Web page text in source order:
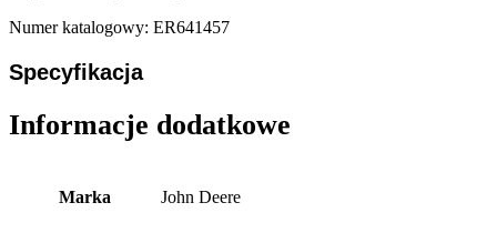
Numer katalogowy: ER641457
Specyfikacja
Informacje dodatkowe
Marka John Deere